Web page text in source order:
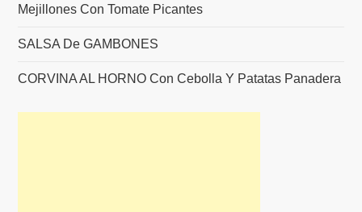
Mejillones Con Tomate Picantes
SALSA De GAMBONES
CORVINA AL HORNO Con Cebolla Y Patatas Panadera